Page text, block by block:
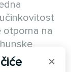
otporna na
×